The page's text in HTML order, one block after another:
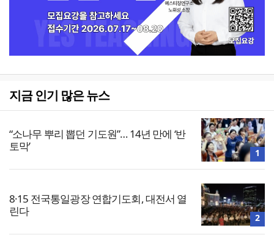
지금 인기 많은 뉴스
“소나무 뿌리 뽑던 기도원”… 14년 만에 ‘반
토막’
1
8·15 전국통일광장 연합기도회, 대전서 열
린다
2